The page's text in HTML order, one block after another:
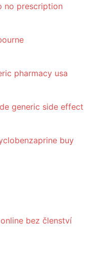
no prescription
pharmacy usa
generic side effect
buy
bez členství